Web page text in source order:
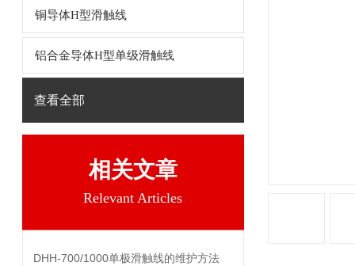
铜导体H型滑触线
铝合金导体H型单级滑触线
查看全部
相关文章
Relevant Articles
DHH-700/1000单极滑触线的维护方法